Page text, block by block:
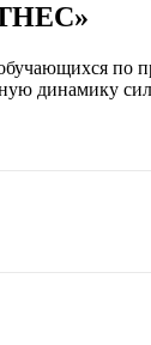
по
динамику